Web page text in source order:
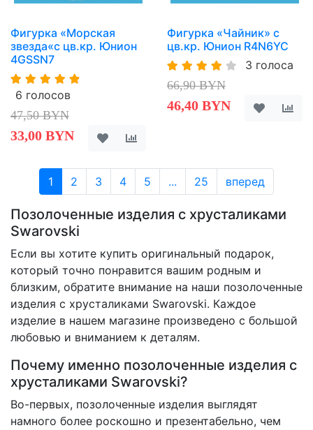
Фигурка «Морская
звезда«с цв.кр. Юнион
4GSSN7
6 голосов
47,50 BYN
33,00 BYN
Фигурка «Чайник» с
цв.кр. Юнион R4N6YC
3 голоса
66,90 BYN
46,40 BYN
1 2 3 4 5 ... 25 вперед
Позолоченные изделия с хрусталиками
Swarovski
Если вы хотите купить оригинальный подарок,
который точно понравится вашим родным и
близким, обратите внимание на наши позолоченные
изделия с хрусталиками Swarovski. Каждое
изделие в нашем магазине произведено с большой
любовью и вниманием к деталям.
Почему именно позолоченные изделия с
хрусталиками Swarovski?
Во-первых, позолоченные изделия выглядят
намного более роскошно и презентабельно, чем